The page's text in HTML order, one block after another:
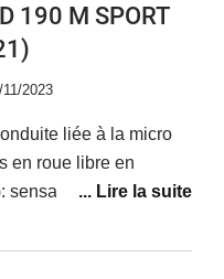
190 M SPORT
11/2023
liée à la micro
en roue libre en
sensation de perte de
Cela joue également